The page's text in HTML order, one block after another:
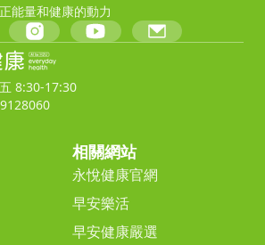
能量和健康的動力
8:30-17:30
相關網站
永悅健康官網
早安樂活
早安健康嚴選